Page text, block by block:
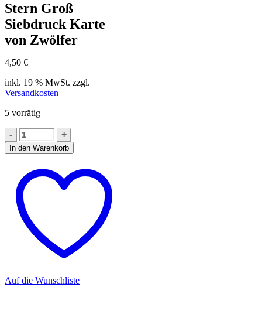
Stern Groß
Siebdruck Karte
von Zwölfer
4,50 €
inkl. 19 % MwSt. zzgl.
Versandkosten
5 vorrätig
In den Warenkorb
Auf die Wunschliste